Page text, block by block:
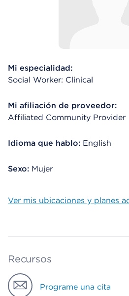
Mi especialidad:
Social Worker: Clinical
Mi afiliación de proveedor:
Affiliated Community Provider
Idioma que hablo: English
Sexo: Mujer
Ver mis ubicaciones y planes
Recursos
Programe una cita